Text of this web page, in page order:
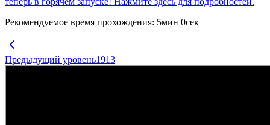
Рекомендуемое время прохождения: 5мин 0сек
Предыдущий уровень1913